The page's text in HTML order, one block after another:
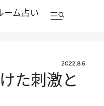
ーム占い
2022.8.6
た刺激と